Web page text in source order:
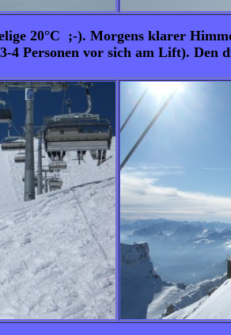
20°C ;-). Morgens klarer
Personen vor sich am Lift). Den